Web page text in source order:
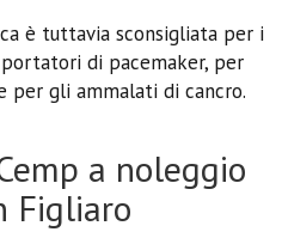
è tuttavia sconsigliata per i
di pacemaker, per
per gli ammalati di cancro.
a noleggio
Figliaro